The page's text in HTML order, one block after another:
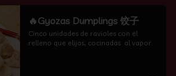
🔥Gyozas Dumplings 饺子
Cinco unidades de ravioles con el
relleno que elijas, cocinadas  al vapor.